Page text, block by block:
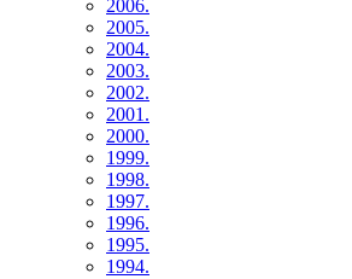
2006.
2005.
2004.
2003.
2002.
2001.
2000.
1999.
1998.
1997.
1996.
1995.
1994.